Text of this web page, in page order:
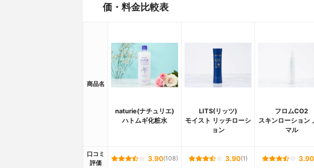
価・料金比較表
商品名
naturie(ナチュリエ)
ハトムギ化粧水
LITS(リッツ)
モイスト リッチローシ
ョン
フロムCO2
スキンローション
マル
口コミ
評価
3.90(108) 3.90(1) 3.90